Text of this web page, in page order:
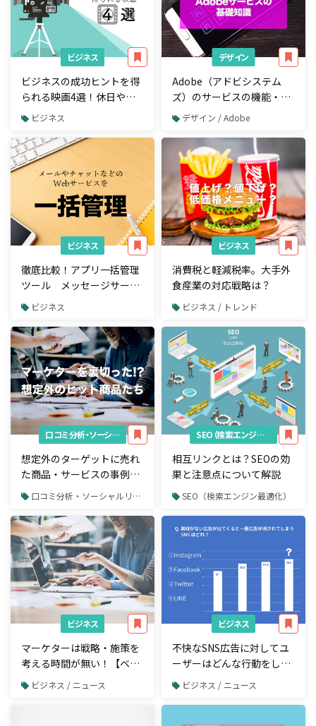
ビジネス
ビジネスの成功ヒントを得
られる映画4選！休日やひ
とり時間に楽しもう
ビジネス
デザイン
Adobe（アドビシステム
ズ）のサービスの機能・違
いを解説！
デザイン / Adobe
ビジネス
徹底比較！アプリ一括管理
ツール メッセージサービ
スやSNSをまとめて管理
ビジネス
ビジネス
消費税と軽減税率。大手外
食産業の対応戦略は？
ビジネス / トレンド
口コミ分析・ソーシャルリスニング
想定外のターゲットに売れ
た商品・サービスの事例ま
とめ口コミ分析・ソーシャルリスニング
SEO（検索エンジン最適化）
相互リンクとは？SEOの効
果と注意点について解説
SEO（検索エンジン最適化）
ビジネス
マーケターは戦略・施策を
考える時間が無い！【ベー
シックの調査】
ビジネス / ニュース
ビジネス
不快なSNS広告に対してユ
ーザーはどんな行動をして
いる？【ジャストシステム
の調査】
ビジネス / ニュース